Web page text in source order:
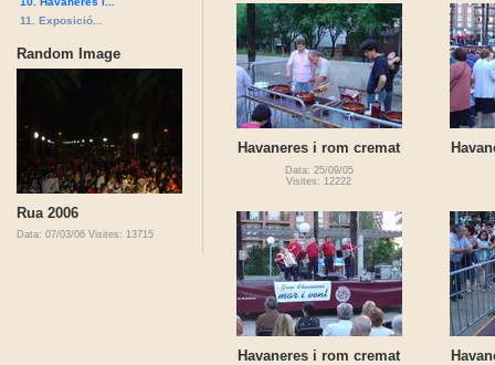
11. Exposició...
Random Image
Rua 2006
Data: 07/03/06 Visites: 13715
Havaneres i rom cremat
Data: 25/09/05
Visites: 12222
Havaneres i rom cremat